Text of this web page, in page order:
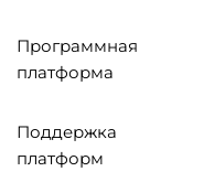
Программная
платформа
Поддержка
платформ